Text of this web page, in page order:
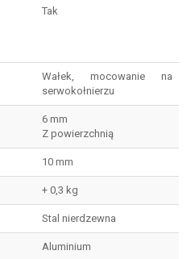
Tak
Wałek, mocowanie na
serwokołnierzu
6 mm
Z powierzchnią
10 mm
+ 0,3 kg
Stal nierdzewna
Aluminium